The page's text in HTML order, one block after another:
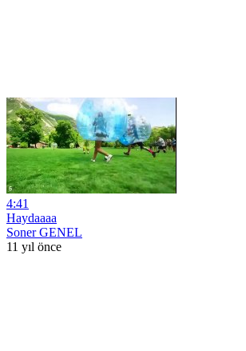
4:41
Haydaaaa
Soner GENEL
11 yıl önce